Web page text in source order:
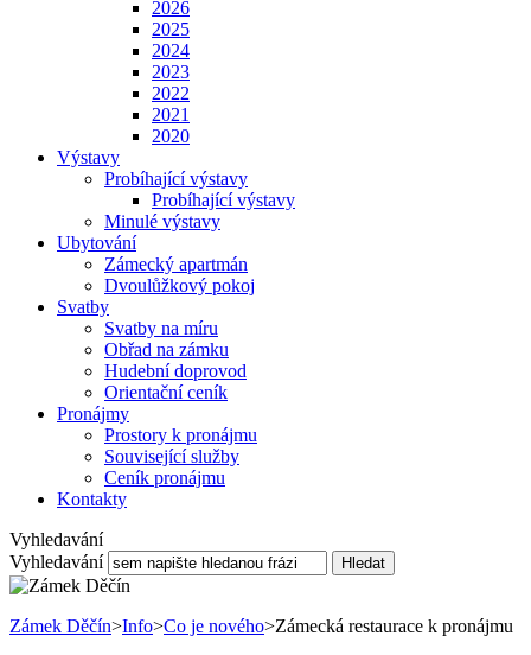
2026
2025
2024
2023
2022
2021
2020
Výstavy
Probíhající výstavy
Probíhající výstavy
Minulé výstavy
Ubytování
Zámecký apartmán
Dvoulůžkový pokoj
Svatby
Svatby na míru
Obřad na zámku
Hudební doprovod
Orientační ceník
Pronájmy
Prostory k pronájmu
Související služby
Ceník pronájmu
Kontakty
Vyhledavání
Vyhledavání
Hledat
Zámek Děčín>Info>Co je nového>Zámecká restaurace k pronájmu